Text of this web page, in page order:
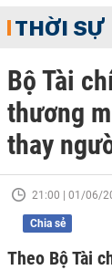
THỜI SỰ
Bộ Tài
thương
thay
21:00 | 01/06/
Chia sẻ
Theo Bộ Tài